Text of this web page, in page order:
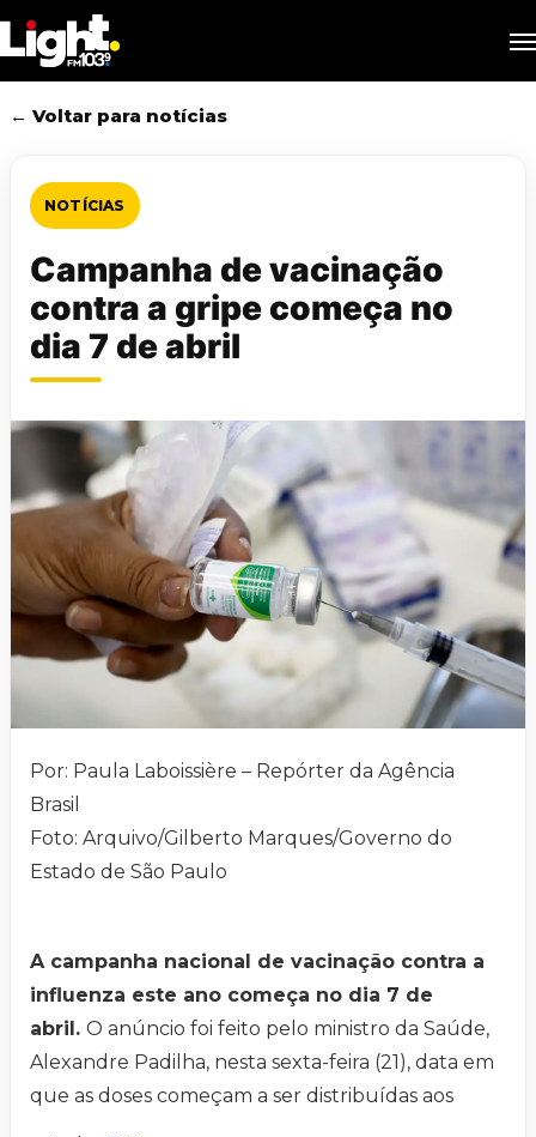
to
main
content
← Voltar para notícias
NOTÍCIAS
Campanha de vacinação
contra a gripe começa no
dia 7 de abril
Por: Paula Laboissière – Repórter da Agência
Brasil
Foto: Arquivo/Gilberto Marques/Governo do
Estado de São Paulo
A campanha nacional de vacinação contra a
influenza este ano começa no dia 7 de
abril. O anúncio foi feito pelo ministro da Saúde,
Alexandre Padilha, nesta sexta-feira (21), data em
que as doses começam a ser distribuídas aos